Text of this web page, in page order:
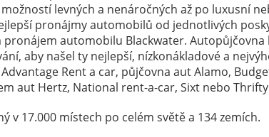
levných a nenáročných až po luxusní
pronájmy automobilů od jednotlivých
pronájem automobilu Blackwater. Autopůjčovna
aby našel ty nejlepší, nízkonákladové a
Rent a car, půjčovna aut Alamo,
aut Hertz, National rent-a-car, Sixt nebo
v 17.000 místech po celém světě a 134 zemích.